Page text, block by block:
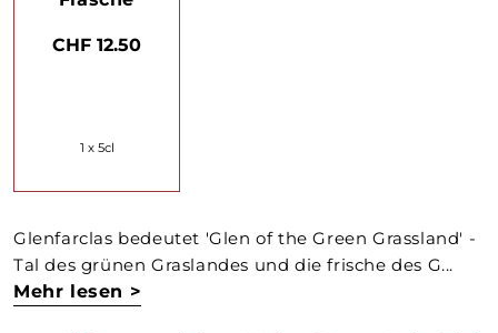
CHF 12.50
1 x 5cl
Glenfarclas bedeutet 'Glen of the Green Grassland' -
Tal des grünen Graslandes und die frische des G...
Mehr lesen >